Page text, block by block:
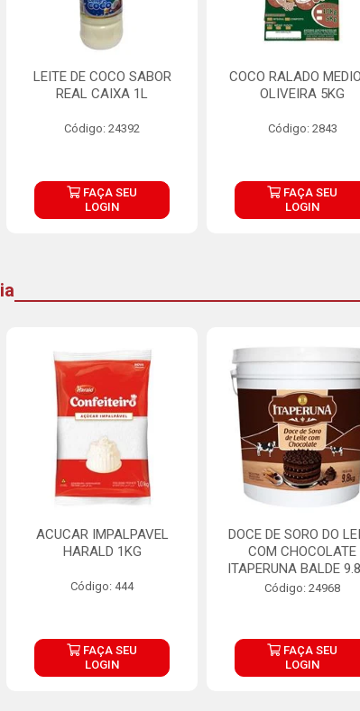
LEITE DE COCO SABOR
REAL CAIXA 1L
Código: 24392
FAÇA SEU
LOGIN
COCO RALADO
OLIVEIRA 5KG
Código: 2843
FAÇA SEU
LOGIN
ACUCAR IMPALPAVEL
HARALD 1KG
Código: 444
FAÇA SEU
LOGIN
DOCE DE SORO DO
COM CHOCOLATE
ITAPERUNA BALDE
Código: 24968
FAÇA SEU
LOGIN